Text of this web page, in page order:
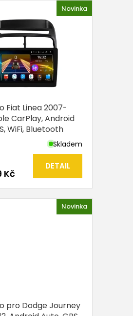
Novinka
Fiat Linea 2007-
CarPlay, Android
WiFi, Bluetooth
Skladem
Kč
DETAIL
Novinka
pro Dodge Journey